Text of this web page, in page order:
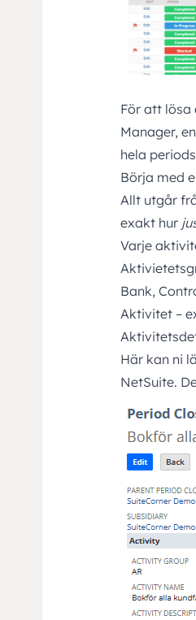
För att lösa
Manager,
hela
Börja med
Allt utgår
exakt hur
Varje
Bank,
Aktivitet –
Här kan ni
NetSuite.